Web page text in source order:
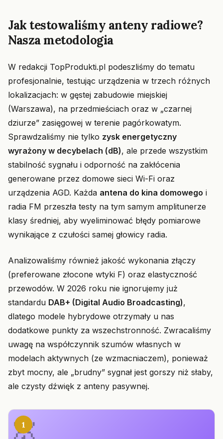
Jak testowaliśmy anteny radiowe?
Nasza metodologia
W redakcji TopProdukti.pl podeszliśmy do tematu
profesjonalnie, testując urządzenia w trzech różnych
lokalizacjach: w gęstej zabudowie miejskiej
(Warszawa), na przedmieściach oraz w „czarnej
dziurze” zasięgowej w terenie pagórkowatym.
Sprawdzaliśmy nie tylko zysk energetyczny
wyrażony w decybelach (dB), ale przede wszystkim
stabilność sygnału i odporność na zakłócenia
generowane przez domowe sieci Wi-Fi oraz
urządzenia AGD. Każda antena do kina domowego i
radia FM przeszła testy na tym samym amplitunerze
klasy średniej, aby wyeliminować błędy pomiarowe
wynikające z czułości samej głowicy radia.
Analizowaliśmy również jakość wykonania złączy
(preferowane złocone wtyki F) oraz elastyczność
przewodów. W 2026 roku nie ignorujemy już
standardu DAB+ (Digital Audio Broadcasting),
dlatego modele hybrydowe otrzymały u nas
dodatkowe punkty za wszechstronność. Zwracaliśmy
uwagę na współczynnik szumów własnych w
modelach aktywnych (ze wzmacniaczem), ponieważ
zbyt mocny, ale „brudny” sygnał jest gorszy niż słaby,
ale czysty dźwięk z anteny pasywnej.
1